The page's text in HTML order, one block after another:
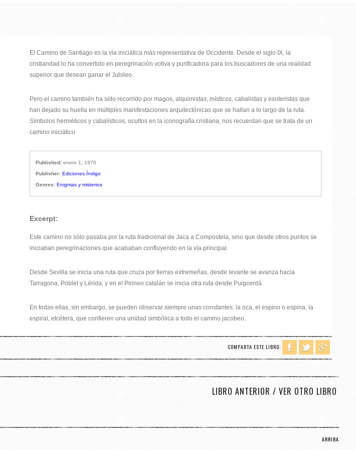
El Camino de Santiago es la vía iniciática más representativa de Occidente. Desde el siglo IX, la
cristiandad lo ha convertido en peregrinación votiva y purificadora para los buscadores de una realidad
superior que desean ganar el Jubileo.
Pero el camino también ha sido recorrido por magos, alquimistas, místicos, cabalistas y esoteristas que
han dejado su huella en múltiples manifestaciones arquitectónicas que se hallan a lo largo de la ruta.
Símbolos herméticos y cabalísticos, ocultos en la iconografía cristiana, nos recuerdan que se trata de un
camino iniciático.
Published: enero 1, 1970
Publisher: Ediciones Índigo
Genres: Enigmas y misterios
Excerpt:
Este camino no sólo pasaba por la ruta tradicional de Jaca a Compostela, sino que desde otros puntos se
iniciaban peregrinaciones que acababan confluyendo en la vía principal.
Desde Sevilla se inicia una ruta que cruza por tierras extremeñas, desde levante se avanza hacia
Tarragona, Poblet y Lérida, y en el Pirineo catalán se inicia otra ruta desde Puigcerdà.
En todas ellas, sin embargo, se pueden observar siempre unas constantes: la oca, el espino o espina, la
espiral, etcétera, que confieren una unidad simbólica a todo el camino jacobeo.
COMPARTA ESTE LIBRO:
LIBRO ANTERIOR/VER OTRO LIBRO
ARRIBA